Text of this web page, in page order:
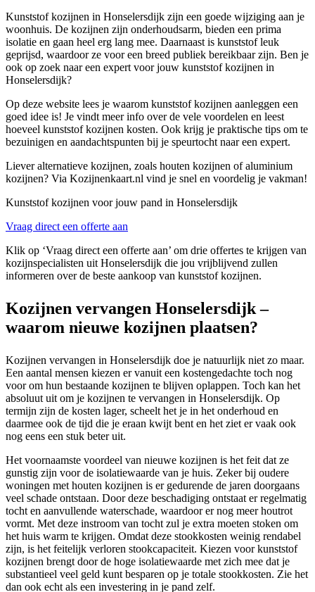
Kunststof kozijnen in Honselersdijk zijn een goede wijziging aan je
woonhuis. De kozijnen zijn onderhoudsarm, bieden een prima
isolatie en gaan heel erg lang mee. Daarnaast is kunststof leuk
geprijsd, waardoor ze voor een breed publiek bereikbaar zijn. Ben je
ook op zoek naar een expert voor jouw kunststof kozijnen in
Honselersdijk?
Op deze website lees je waarom kunststof kozijnen aanleggen een
goed idee is! Je vindt meer info over de vele voordelen en leest
hoeveel kunststof kozijnen kosten. Ook krijg je praktische tips om te
bezuinigen en aandachtspunten bij je speurtocht naar een expert.
Liever alternatieve kozijnen, zoals houten kozijnen of aluminium
kozijnen? Via Kozijnenkaart.nl vind je snel en voordelig je vakman!
Kunststof kozijnen voor jouw pand in Honselersdijk
Vraag direct een offerte aan
Klik op ‘Vraag direct een offerte aan’ om drie offertes te krijgen van
kozijnspecialisten uit Honselersdijk die jou vrijblijvend zullen
informeren over de beste aankoop van kunststof kozijnen.
Kozijnen vervangen Honselersdijk –
waarom nieuwe kozijnen plaatsen?
Kozijnen vervangen in Honselersdijk doe je natuurlijk niet zo maar.
Een aantal mensen kiezen er vanuit een kostengedachte toch nog
voor om hun bestaande kozijnen te blijven oplappen. Toch kan het
absoluut uit om je kozijnen te vervangen in Honselersdijk. Op
termijn zijn de kosten lager, scheelt het je in het onderhoud en
daarmee ook de tijd die je eraan kwijt bent en het ziet er vaak ook
nog eens een stuk beter uit.
Het voornaamste voordeel van nieuwe kozijnen is het feit dat ze
gunstig zijn voor de isolatiewaarde van je huis. Zeker bij oudere
woningen met houten kozijnen is er gedurende de jaren doorgaans
veel schade ontstaan. Door deze beschadiging ontstaat er regelmatig
tocht en aanvullende waterschade, waardoor er nog meer houtrot
vormt. Met deze instroom van tocht zul je extra moeten stoken om
het huis warm te krijgen. Omdat deze stookkosten weinig rendabel
zijn, is het feitelijk verloren stookcapaciteit. Kiezen voor kunststof
kozijnen brengt door de hoge isolatiewaarde met zich mee dat je
substantieel veel geld kunt besparen op je totale stookkosten. Zie het
dan ook echt als een investering in je pand zelf.